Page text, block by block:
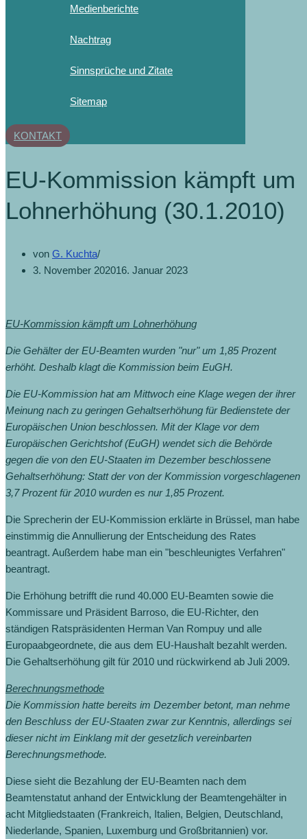
Medienberichte
Nachtrag
Sinnsprüche und Zitate
Sitemap
KONTAKT
EU-Kommission kämpft um
Lohnerhöhung (30.1.2010)
von G. Kuchta
3. November 202016. Januar 2023
EU-Kommission kämpft um Lohnerhöhung
Die Gehälter der EU-Beamten wurden "nur" um 1,85 Prozent
erhöht. Deshalb klagt die Kommission beim EuGH.
Die EU-Kommission hat am Mittwoch eine Klage wegen der ihrer
Meinung nach zu geringen Gehaltserhöhung für Bedienstete der
Europäischen Union beschlossen. Mit der Klage vor dem
Europäischen Gerichtshof (EuGH) wendet sich die Behörde
gegen die von den EU-Staaten im Dezember beschlossene
Gehaltserhöhung: Statt der von der Kommission vorgeschlagenen
3,7 Prozent für 2010 wurden es nur 1,85 Prozent.
Die Sprecherin der EU-Kommission erklärte in Brüssel, man habe
einstimmig die Annullierung der Entscheidung des Rates
beantragt. Außerdem habe man ein "beschleunigtes Verfahren"
beantragt.
Die Erhöhung betrifft die rund 40.000 EU-Beamten sowie die
Kommissare und Präsident Barroso, die EU-Richter, den
ständigen Ratspräsidenten Herman Van Rompuy und alle
Europaabgeordnete, die aus dem EU-Haushalt bezahlt werden.
Die Gehaltserhöhung gilt für 2010 und rückwirkend ab Juli 2009.
Berechnungsmethode
Die Kommission hatte bereits im Dezember betont, man nehme
den Beschluss der EU-Staaten zwar zur Kenntnis, allerdings sei
dieser nicht im Einklang mit der gesetzlich vereinbarten
Berechnungsmethode.
Diese sieht die Bezahlung der EU-Beamten nach dem
Beamtenstatut anhand der Entwicklung der Beamtengehälter in
acht Mitgliedstaaten (Frankreich, Italien, Belgien, Deutschland,
Niederlande, Spanien, Luxemburg und Großbritannien) vor.